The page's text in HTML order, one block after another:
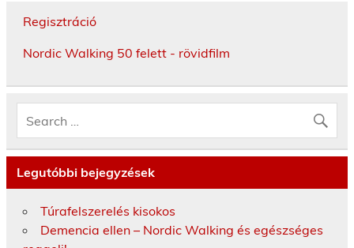
Regisztráció
Nordic Walking 50 felett - rövidfilm
Legutóbbi bejegyzések
Túrafelszerelés kisokos
Demencia ellen – Nordic Walking és egészséges